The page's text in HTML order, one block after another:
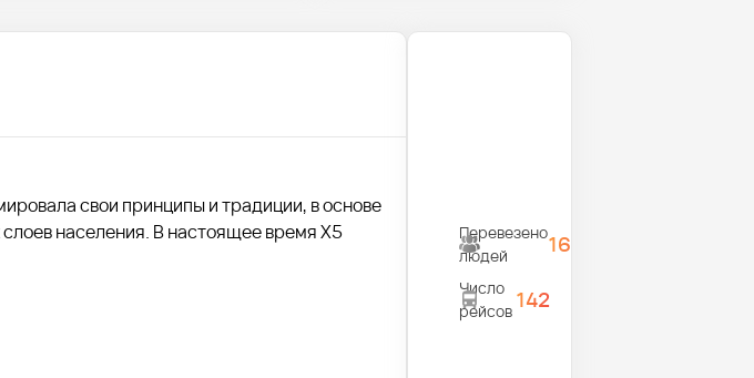
свои принципы и традиции, в основе
населения. В настоящее время X5
Перевезено
людей
1680
Число
рейсов 142